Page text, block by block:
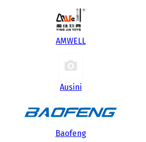
AMWELL
Ausini
Baofeng